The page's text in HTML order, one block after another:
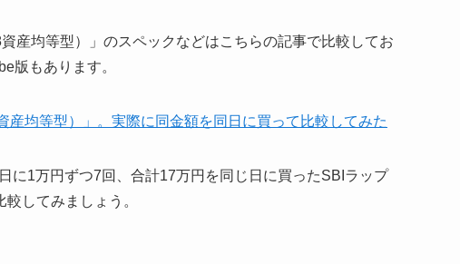
産均等型）」のスペックなどはこちらの記事で比較してお
版もあります。
産均等型）」。実際に同金額を同日に買って比較してみた
に1万円ずつ7回、合計17万円を同じ日に買ったSBIラップ
してみましょう。